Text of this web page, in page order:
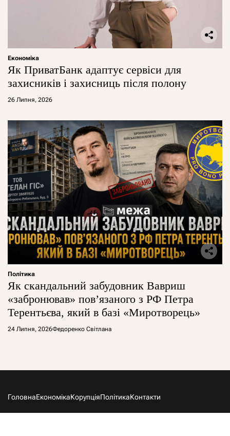
Економіка
Як ПриватБанк адаптує сервіси для
захисників і захисниць після полону
26 Липня, 2026
Політика
Як скандальний забудовник Вавриш
«забронював» повʼязаного з РФ Петра
Терентьєва, який в базі «Миротворець»
24 Липня, 2026Федоренко Світлана
ГоловнаЕкономікаКорупціяПолітикаКонтакти